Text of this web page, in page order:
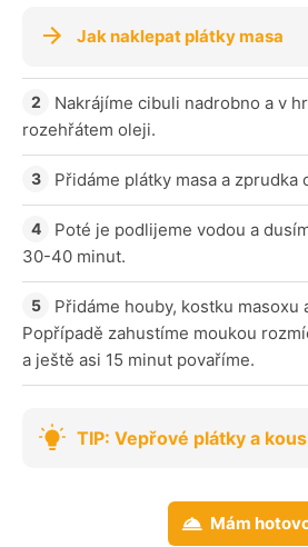
Jak naklepat plátky masa
Nakrájíme cibuli nadrobno a v
rozehřátem oleji.
Přidáme plátky masa a zprudka
Poté je podlijeme vodou a
30-40 minut.
Přidáme houby, kostku masoxu
Popřípadě zahustíme moukou
a ještě asi 15 minut povaříme.
TIP: Vepřové plátky a
Mám